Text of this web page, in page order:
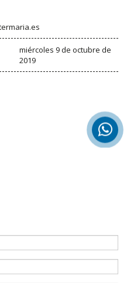
miércoles 9 de octubre de
2019